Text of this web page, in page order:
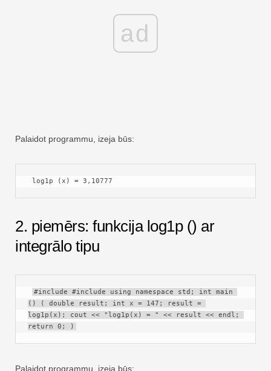
ad
Palaidot programmu, izeja būs:
log1p (x) = 3,10777
2. piemērs: funkcija log1p () ar
integrālo tipu
#include #include using namespace std; int main
() ( double result; int x = 147; result =
log1p(x); cout << "log1p(x) = " << result << endl;
return 0; )
Palaidot programmu, izeja būs: